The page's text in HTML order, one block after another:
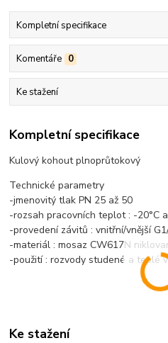
Kompletní specifikace
Komentáře 0
Ke stažení
Kompletní specifikace
Kulový kohout plnoprůtokový
Technické parametry
-jmenovitý tlak PN 25 až 50
-rozsah pracovních teplot : -20°C
-provedení závitů : vnitřní/vnější
-materiál : mosaz CW617N
-použití : rozvody studené a teplé
Ke stažení